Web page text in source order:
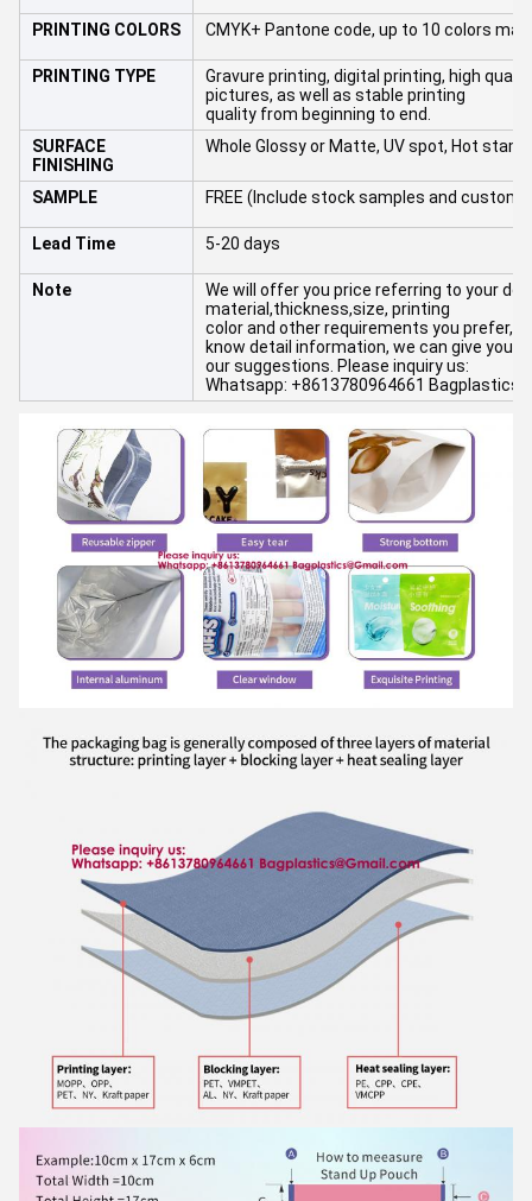
PRINTING COLORS CMYK+ Pantone code, up to 10 colors
PRINTING TYPE
Gravure printing, digital printing, high
pictures, as well as stable printing
quality from beginning to end.
SURFACE
FINISHING
Whole Glossy or Matte, UV spot, Hot
SAMPLE FREE (Include stock samples and
Lead Time 5-20 days
Note
We will offer you price referring to your
material,thickness,size, printing
color and other requirements you
know detail information, we can give you
our suggestions. Please inquiry us:
Whatsapp: +8613780964661